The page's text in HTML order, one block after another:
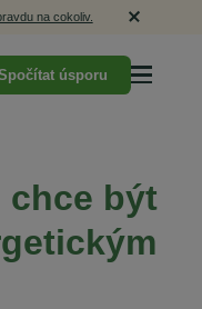
na cokoliv.
úsporu
chce být